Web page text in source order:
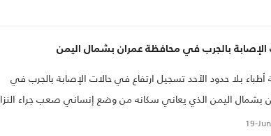
الإصابة بالجرب في محافظة عمران بشمال اليمن
بلا حدود الأحد تسجيل ارتفاع في حالات الإصابة بالجرب في
بشمال اليمن الذي يعاني سكانه من وضع إنساني صعب جراء
من عام.
19-